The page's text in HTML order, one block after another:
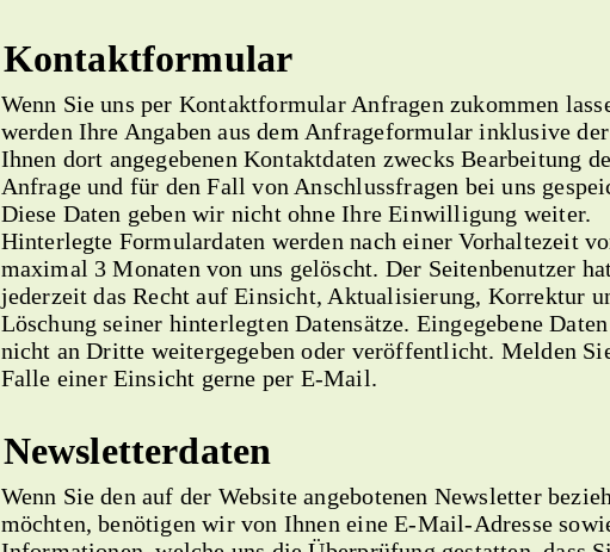
Kontaktformular
Wenn Sie uns per Kontaktformular Anfragen zukommen
werden Ihre Angaben aus dem Anfrageformular inklusive
Ihnen dort angegebenen Kontaktdaten zwecks Bearbeitung
Anfrage und für den Fall von Anschlussfragen bei uns
Diese Daten geben wir nicht ohne Ihre Einwilligung weiter.
Hinterlegte Formulardaten werden nach einer Vorhaltezeit
maximal 3 Monaten von uns gelöscht. Der Seitenbenutzer
jederzeit das Recht auf Einsicht, Aktualisierung, Korrektur
Löschung seiner hinterlegten Datensätze. Eingegebene
nicht an Dritte weitergegeben oder veröffentlicht. Melden
Falle einer Einsicht gerne per E-Mail.
Newsletterdaten
Wenn Sie den auf der Website angebotenen Newsletter
möchten, benötigen wir von Ihnen eine E-Mail-Adresse